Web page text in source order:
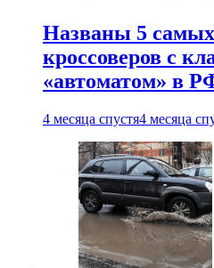
Названы 5
кроссоверов с
«автоматом» в
4 месяца спустя4 месяца